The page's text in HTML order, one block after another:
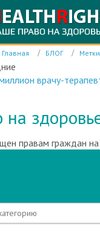
Главная БЛОГ Метки
корпус
на
правам граждан